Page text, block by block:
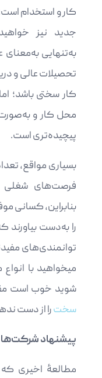
کار و استخدام
جدید نیز
به‌تنهایی
تحصیلات عالی و
کار سختی باشد؛
محل کار و
پیچیده‌تری است.
بسیاری مواقع،
فرصت‌های شغلی
بنابراین،
را به‌دست
توانمندی‌های
میخواهید با
شوید خوب است
سخترا از دست
پیشنهاد